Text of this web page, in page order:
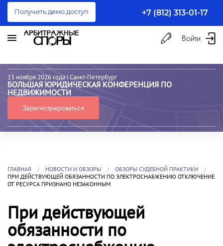
Получить демо доступ +7 (812) 313-01-17
Войти
13 ноября 2026 года | Санкт-Петербург
БОЛЬШАЯ ЮРИДИЧЕСКАЯ КОНФЕРЕНЦИЯ ПО
НЕДВИЖИМОСТИ
Зарегистрироваться
ГЛАВНАЯ НОВОСТИ И ОБЗОРЫ
ОБЗОРЫ СУДЕБНОЙ ПРАКТИКИ
ПРИ ДЕЙСТВУЮЩЕЙ ОБЯЗАННОСТИ ПО ЭЛЕКТРОСНАБЖЕНИЮ ОТКЛЮЧЕНИЕ
ОТ РЕСУРСА ПРИЗНАНО НЕЗАКОННЫМ
При действующей
обязанности по